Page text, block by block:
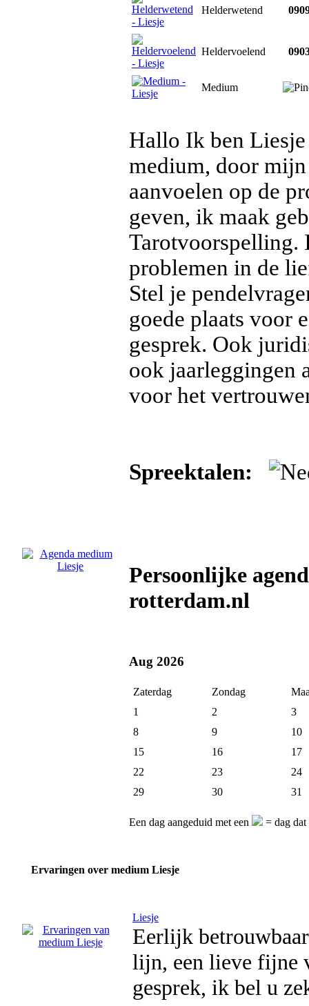
Helderwetend
Heldervoelend
Medium
Hallo Ik ben
medium, door
aanvoelen op de
geven, ik maak
Tarotvoorspelling.
problemen in de
Stel je
goede plaats voor
gesprek. Ook
ook jaarleggingen
voor het
Spreektalen:
Persoonlijke
rotterdam.nl
Aug 2026
Zaterdag Zondag
1
2
3
8
9
10
15
16
17
22
23
24
29
30 31
Een dag aangeduid met een = dag
Ervaringen over medium Liesje
Liesje
Eerlijk
lijn, een lieve fijne
gesprek, ik bel u